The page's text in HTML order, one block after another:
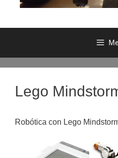
Lego
Robótica con Lego